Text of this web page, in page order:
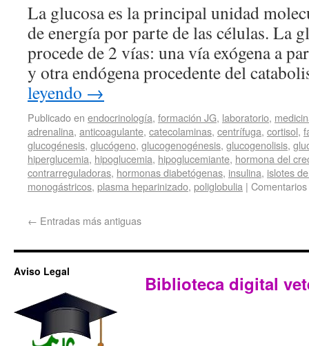
La glucosa es la principal unidad
de energía por parte de las células. La
procede de 2 vías: una vía exógena a
y otra endógena procedente del
leyendo →
Publicado en endocrinología, formación JG, laboratorio,
adrenalina, anticoagulante, catecolaminas, centrífuga, cortisol,
glucogénesis, glucógeno, glucogenogénesis, glucogenolisis,
hiperglucemia, hipoglucemia, hipoglucemiante, hormona del
contrarreguladoras, hormonas diabetógenas, insulina, islotes
monogástricos, plasma heparinizado, poliglobulia |
← Entradas más antiguas
Aviso Legal
Biblioteca digital